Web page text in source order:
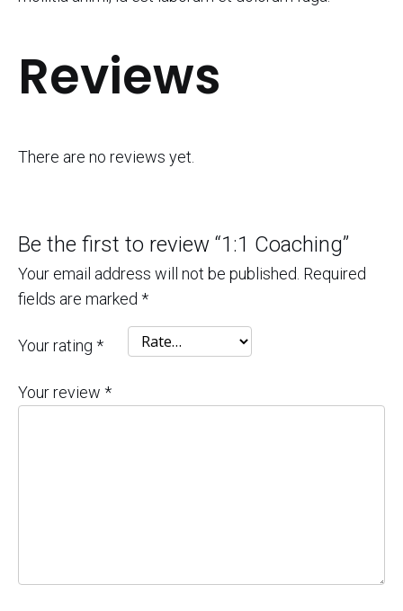
Reviews
There are no reviews yet.
Be the first to review “1:1 Coaching”
Your email address will not be published. Required
fields are marked *
Your rating *
Your review *